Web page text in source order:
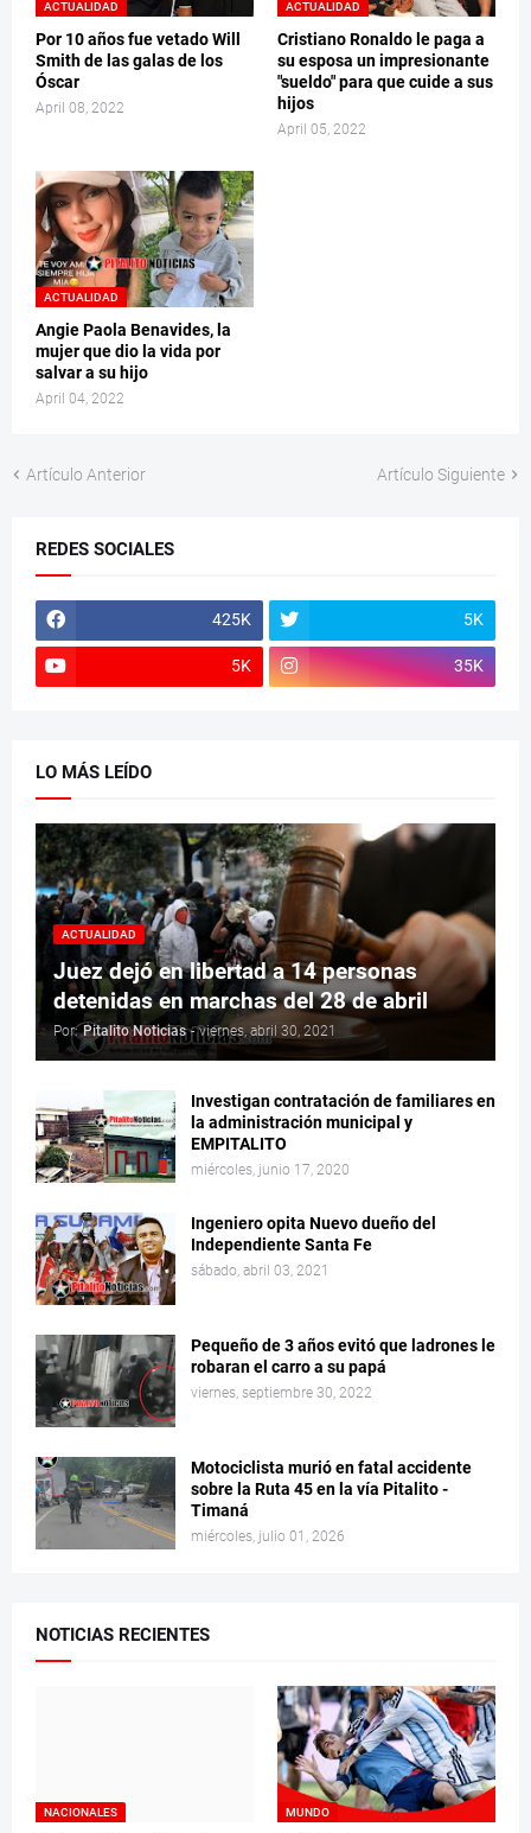
ACTUALIDAD
Por 10 años fue vetado Will
Smith de las galas de los
Óscar
April 08, 2022
ACTUALIDAD
Cristiano Ronaldo le paga a
su esposa un impresionante
"sueldo" para que cuide a sus
hijos
April 05, 2022
ACTUALIDAD
Angie Paola Benavides, la
mujer que dio la vida por
salvar a su hijo
April 04, 2022
Artículo Anterior Artículo Siguiente
REDES SOCIALES
425K 5K
5K 35K
LO MÁS LEÍDO
ACTUALIDAD
Juez dejó en libertad a 14 personas
detenidas en marchas del 28 de abril
Por: Pitalito Noticias - viernes, abril 30, 2021
Investigan contratación de familiares en
la administración municipal y
EMPITALITO
miércoles, junio 17, 2020
Ingeniero opita Nuevo dueño del
Independiente Santa Fe
sábado, abril 03, 2021
Pequeño de 3 años evitó que ladrones le
robaran el carro a su papá
viernes, septiembre 30, 2022
Motociclista murió en fatal accidente
sobre la Ruta 45 en la vía Pitalito -
Timaná
miércoles, julio 01, 2026
NOTICIAS RECIENTES
NACIONALES MUNDO